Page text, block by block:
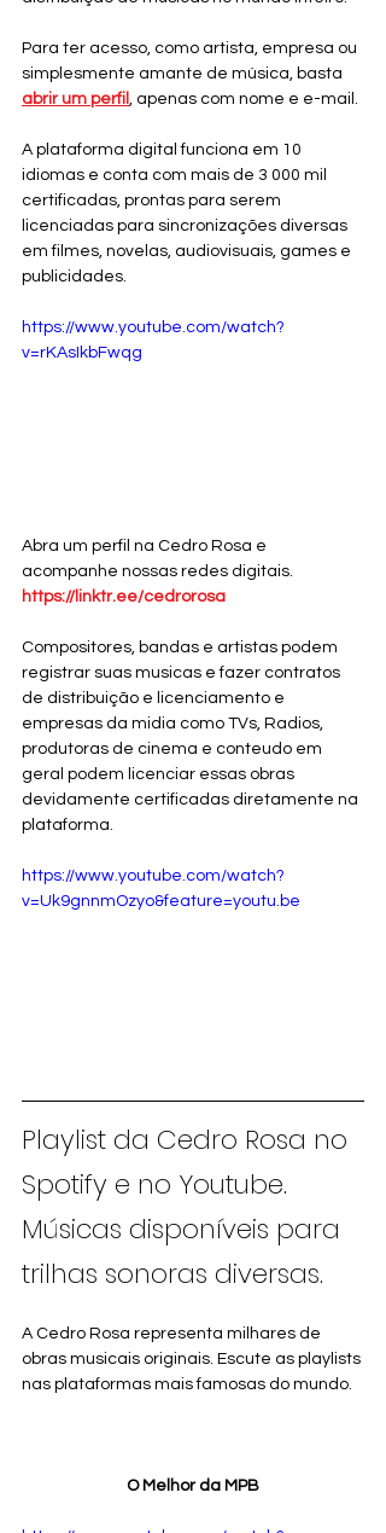
Para ter acesso, como artista, empresa ou
simplesmente amante de música, basta
abrir um perfil , apenas com nome e e-mail.
A plataforma digital funciona em 10
idiomas e conta com mais de 3 000 mil
certificadas, prontas para serem
licenciadas para sincronizações diversas
em filmes, novelas, audiovisuais, games e
publicidades.
https://www.youtube.com/watch?
v=rKAsIkbFwqg
Abra um perfil na Cedro Rosa e
acompanhe nossas redes digitais.
https://linktr.ee/cedrorosa
Compositores, bandas e artistas podem
registrar suas musicas e fazer contratos
de distribuição e licenciamento e
empresas da midia como TVs, Radios,
produtoras de cinema e conteudo em
geral podem licenciar essas obras
devidamente certificadas diretamente na
plataforma.
https://www.youtube.com/watch?
v=Uk9gnnmOzyo&feature=youtu.be
Playlist da Cedro Rosa no
Spotify e no Youtube.
Músicas disponíveis para
trilhas sonoras diversas.
A Cedro Rosa representa milhares de
obras musicais originais. Escute as playlists
nas plataformas mais famosas do mundo.
O Melhor da MPB